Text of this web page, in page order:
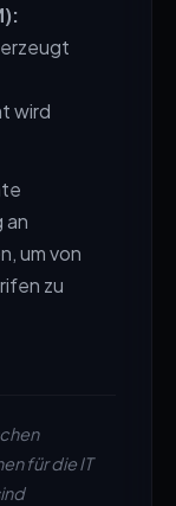
wird
an
um von
zu
für die IT